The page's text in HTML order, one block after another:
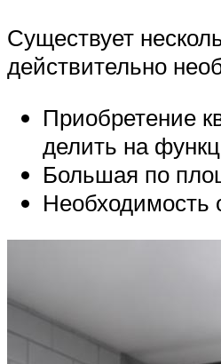
Существует
действительно
Приобретение
делить на
Большая по
Необходимость